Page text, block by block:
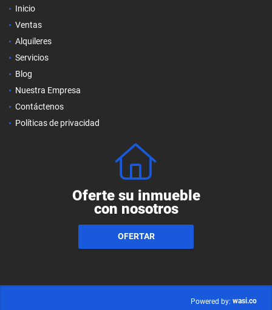
Inicio
Ventas
Alquileres
Servicios
Blog
Nuestra Empresa
Contáctenos
Políticas de privacidad
Oferte su inmueble
con nosotros
OFERTAR
Powered by: wasi.co